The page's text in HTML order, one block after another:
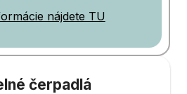
nájdete TU
čerpadlá